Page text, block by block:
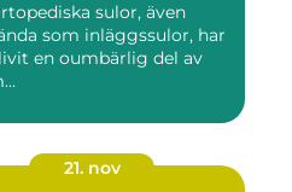
sulor, även
som inläggssulor, har
en oumbärlig del av
21. nov